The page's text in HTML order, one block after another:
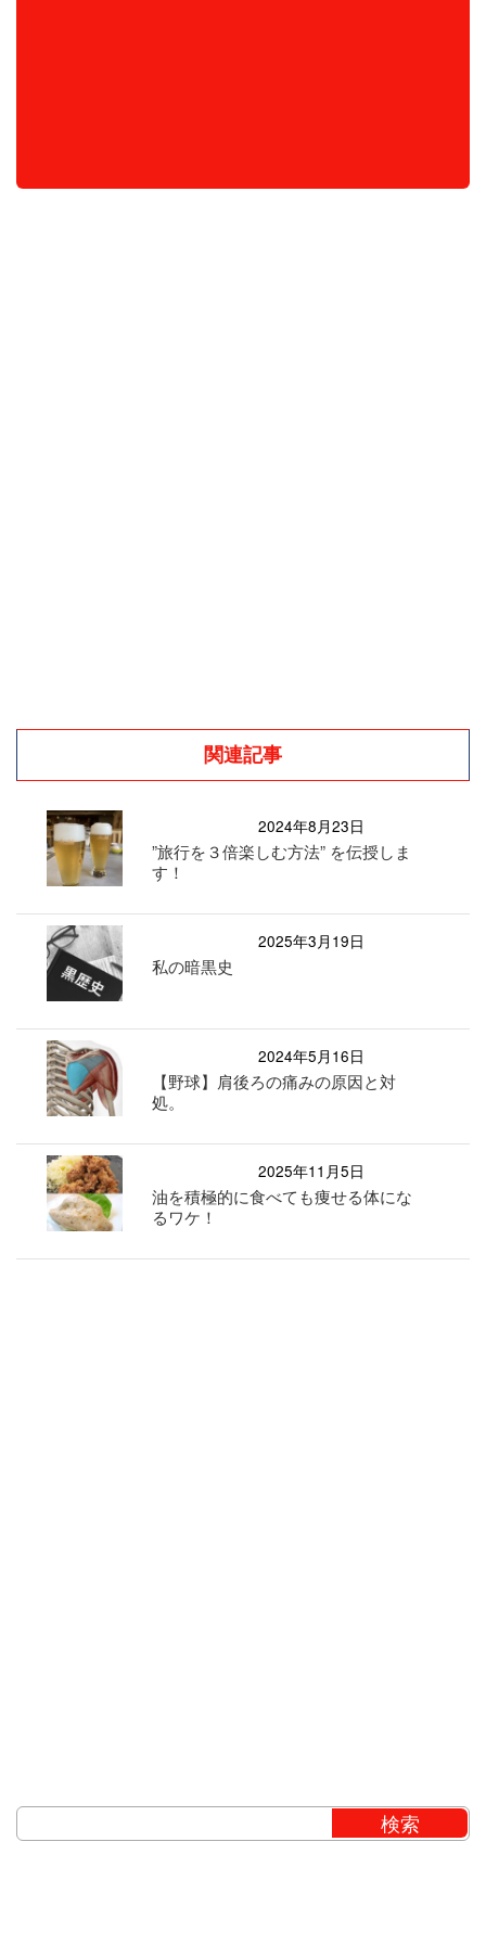
関連記事
2024年8月23日
”旅行を３倍楽しむ方法” を伝授しま
す！
2025年3月19日
私の暗黒史
2024年5月16日
【野球】肩後ろの痛みの原因と対
処。
2025年11月5日
油を積極的に食べても痩せる体にな
るワケ！